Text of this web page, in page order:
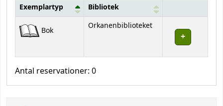
Bestånd
Exemplartyp Bibliotek
Bok Orkanenbiblioteket
Antal reservationer: 0